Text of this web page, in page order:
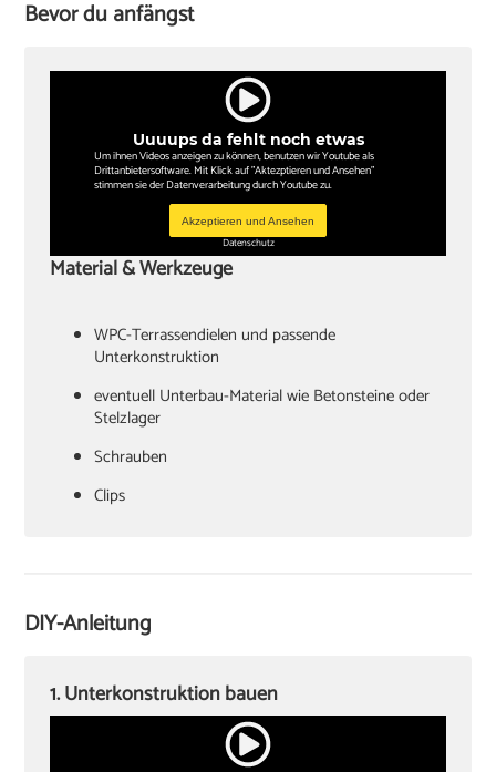
Bevor du anfängst
Uuuups da fehlt noch etwas
Um ihnen Videos anzeigen zu können, benutzen wir Youtube als
Drittanbietersoftware. Mit Klick auf "Aktezptieren und Ansehen"
stimmen sie der Datenverarbeitung durch Youtube zu.
Akzeptieren und Ansehen
Datenschutz
Material & Werkzeuge
WPC-Terrassendielen und passende
Unterkonstruktion
Stelzlager
Schrauben
Clips
Stichsäge
‏Akkuschrauber
DIY-Anleitung
1. Unterkonstruktion bauen